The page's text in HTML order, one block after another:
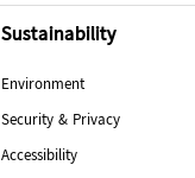
Sustainability
Environment
Security & Privacy
Accessibility